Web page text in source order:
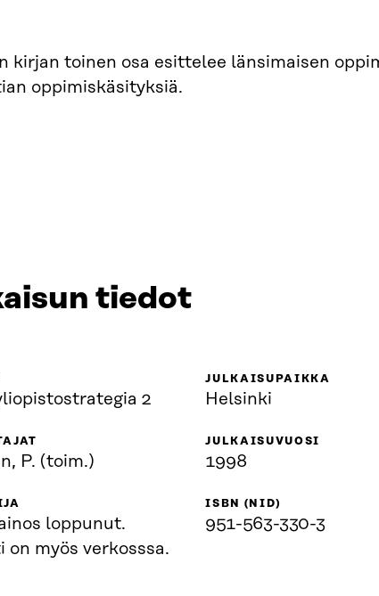
kirjan toinen osa esittelee länsimaisen
oppimiskäsityksiä.
tiedot
2
P. (toim.)
on myös verkosssa.
JULKAISUPAIKKA
Helsinki
JULKAISUVUOSI
1998
ISBN (NID)
951-563-330-3